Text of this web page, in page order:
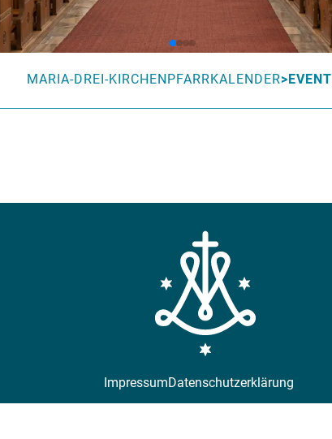
MARIA-DREI-KIRCHENPFARRKALENDER EVENT
ImpressumDatenschutzerklärung